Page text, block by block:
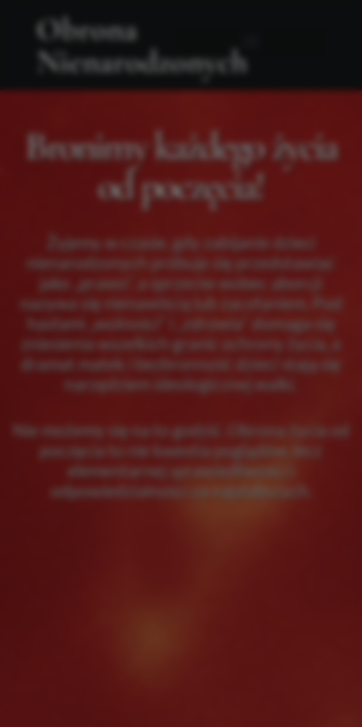
Obrona
Nienarodzonych
Bronimy każdego życia
od poczęcia!
Żyjemy w czasie, gdy zabijanie dzieci
nienarodzonych próbuje się przedstawiać
jako „prawo”, a sprzeciw wobec aborcji
nazywa się nienawiścią lub zacofaniem. Pod
hasłami „wolności” i „zdrowia” domaga się
zniesienia wszelkich granic ochrony życia, a
dramat matek i bezbronność dzieci stają się
narzędziem ideologicznej walki.
Nie możemy się na to godzić. Obrona życia od
poczęcia to nie kwestia poglądów, lecz
elementarnej sprawiedliwości i
odpowiedzialności za najsłabszych.